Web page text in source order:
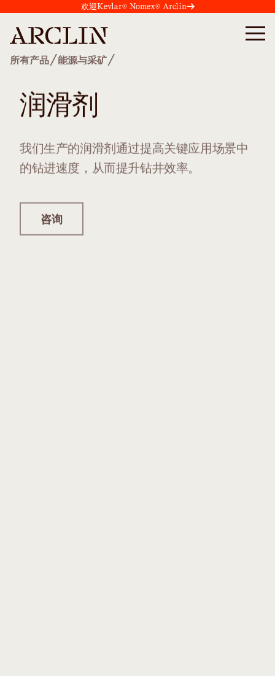
欢迎Kevlar® Nomex® Arclin
所有产品/能源与采矿/
润滑剂
我们生产的润滑剂通过提高关键应用场景中
的钻进速度，从而提升钻井效率。
咨询